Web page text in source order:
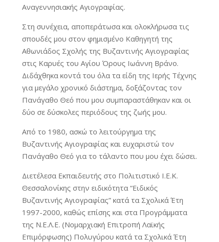
Αναγεννησιακής Αγιογραφίας.
Στη συνέχεια, αποπεράτωσα και ολοκλήρωσα τις
σπουδές μου στον φημισμένο Καθηγητή της
Αθωνιάδος Σχολής της Βυζαντινής Αγιογραφίας
στις Καρυές του Αγίου Όρους Ιωάννη Βράνο.
Διδάχθηκα κοντά του όλα τα είδη της Ιερής Τέχνης
για μεγάλο χρονικό διάστημα, δοξάζοντας τον
Πανάγαθο Θεό που μου συμπαραστάθηκαν και οι
δύο σε δύσκολες περιόδους της ζωής μου.
Από το 1980, ασκώ το λειτούργημα της
Βυζαντινής Αγιογραφίας και ευχαριστώ τον
Πανάγαθο Θεό για το τάλαντο που μου έχει δώσει.
Διετέλεσα Εκπαιδευτής στο Πολιτιστικό Ι.Ε.Κ.
Θεσσαλονίκης στην ειδικότητα “Ειδικός
Βυζαντινής Αγιογραφίας” κατά τα Σχολικά Έτη
1997-2000, καθώς επίσης και στα Προγράμματα
της Ν.Ε.Λ.Ε. (Νομαρχιακή Επιτροπή Λαϊκής
Επιμόρφωσης) Πολυγύρου κατά τα Σχολικά Έτη